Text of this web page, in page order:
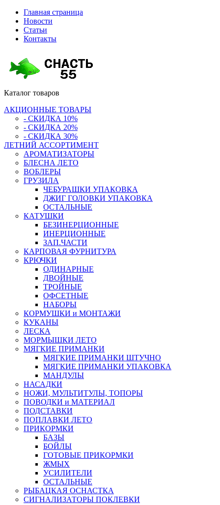
Главная страница
Новости
Статьи
Контакты
Каталог товаров
АКЦИОННЫЕ ТОВАРЫ
- СКИДКА 10%
- СКИДКА 20%
- СКИДКА 30%
ЛЕТНИЙ АССОРТИМЕНТ
АРОМАТИЗАТОРЫ
БЛЕСНА ЛЕТО
ВОБЛЕРЫ
ГРУЗИЛА
ЧЕБУРАШКИ УПАКОВКА
ДЖИГ ГОЛОВКИ УПАКОВКА
ОСТАЛЬНЫЕ
КАТУШКИ
БЕЗИНЕРЦИОННЫЕ
ИНЕРЦИОННЫЕ
ЗАП.ЧАСТИ
КАРПОВАЯ ФУРНИТУРА
КРЮЧКИ
ОДИНАРНЫЕ
ДВОЙНЫЕ
ТРОЙНЫЕ
ОФСЕТНЫЕ
НАБОРЫ
КОРМУШКИ и МОНТАЖИ
КУКАНЫ
ЛЕСКА
МОРМЫШКИ ЛЕТО
МЯГКИЕ ПРИМАНКИ
МЯГКИЕ ПРИМАНКИ ШТУЧНО
МЯГКИЕ ПРИМАНКИ УПАКОВКА
МАНДУЛЫ
НАСАДКИ
НОЖИ, МУЛЬТИТУЛЫ, ТОПОРЫ
ПОВОДКИ и МАТЕРИАЛ
ПОДСТАВКИ
ПОПЛАВКИ ЛЕТО
ПРИКОРМКИ
БАЗЫ
БОЙЛЫ
ГОТОВЫЕ ПРИКОРМКИ
ЖМЫХ
УСИЛИТЕЛИ
ОСТАЛЬНЫЕ
РЫБАЦКАЯ ОСНАСТКА
СИГНАЛИЗАТОРЫ ПОКЛЕВКИ